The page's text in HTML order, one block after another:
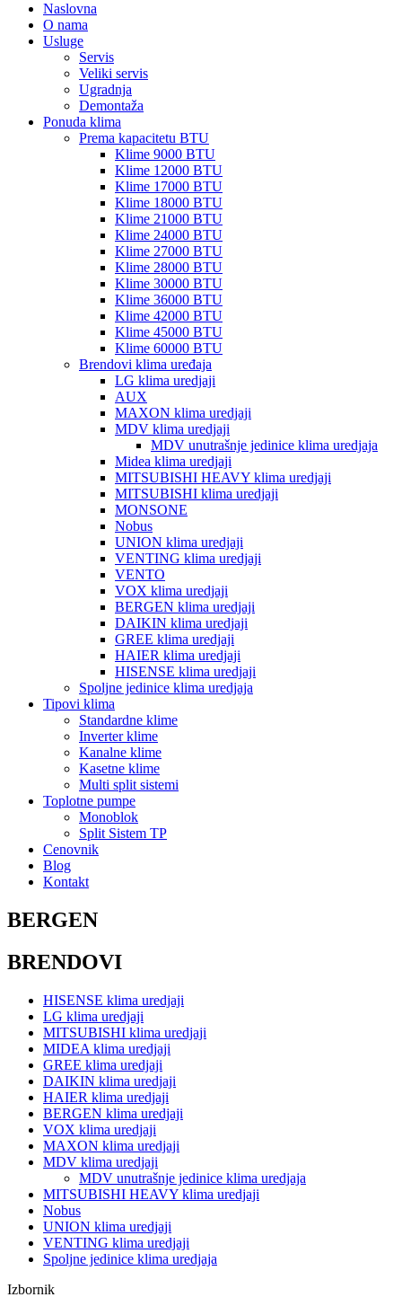
Naslovna
O nama
Usluge
Servis
Veliki servis
Ugradnja
Demontaža
Ponuda klima
Prema kapacitetu BTU
Klime 9000 BTU
Klime 12000 BTU
Klime 17000 BTU
Klime 18000 BTU
Klime 21000 BTU
Klime 24000 BTU
Klime 27000 BTU
Klime 28000 BTU
Klime 30000 BTU
Klime 36000 BTU
Klime 42000 BTU
Klime 45000 BTU
Klime 60000 BTU
Brendovi klima uređaja
LG klima uredjaji
AUX
MAXON klima uredjaji
MDV klima uredjaji
MDV unutrašnje jedinice klima uredjaja
Midea klima uredjaji
MITSUBISHI HEAVY klima uredjaji
MITSUBISHI klima uredjaji
MONSONE
Nobus
UNION klima uredjaji
VENTING klima uredjaji
VENTO
VOX klima uredjaji
BERGEN klima uredjaji
DAIKIN klima uredjaji
GREE klima uredjaji
HAIER klima uredjaji
HISENSE klima uredjaji
Spoljne jedinice klima uredjaja
Tipovi klima
Standardne klime
Inverter klime
Kanalne klime
Kasetne klime
Multi split sistemi
Toplotne pumpe
Monoblok
Split Sistem TP
Cenovnik
Blog
Kontakt
BERGEN
BRENDOVI
HISENSE klima uredjaji
LG klima uredjaji
MITSUBISHI klima uredjaji
MIDEA klima uredjaji
GREE klima uredjaji
DAIKIN klima uredjaji
HAIER klima uredjaji
BERGEN klima uredjaji
VOX klima uredjaji
MAXON klima uredjaji
MDV klima uredjaji
MDV unutrašnje jedinice klima uredjaja
MITSUBISHI HEAVY klima uredjaji
Nobus
UNION klima uredjaji
VENTING klima uredjaji
Spoljne jedinice klima uredjaja
Izbornik